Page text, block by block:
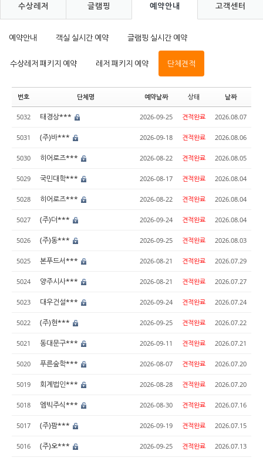
수상레저 글램핑 예약안내 고객센터
예약안내 객실 실시간 예약 글램핑 실시간 예약
수상레저 패키지 예약 레저 패키지 예약 단체견적
번호 단체명 예약날짜 상태 날짜
5032 태경상*** 2026-09-25 견적완료 2026.08.07
5031 (주)바*** 2026-09-18 견적완료 2026.08.06
5030 히어로즈*** 2026-08-22 견적완료 2026.08.05
5029 국민대학*** 2026-08-17 견적완료 2026.08.04
5028 히어로즈*** 2026-08-22 견적완료 2026.08.04
5027 (주)더*** 2026-09-24 견적완료 2026.08.04
5026 (주)동*** 2026-09-25 견적완료 2026.08.03
5025 본푸드서*** 2026-08-21 견적완료 2026.07.29
5024 양주시사*** 2026-08-21 견적완료 2026.07.27
5023 대우건설*** 2026-09-24 견적완료 2026.07.24
5022 (주)현*** 2026-09-25 견적완료 2026.07.22
5021 동대문구*** 2026-09-11 견적완료 2026.07.21
5020 푸른숲학*** 2026-08-07 견적완료 2026.07.20
5019 회계법인*** 2026-08-28 견적완료 2026.07.20
5018 엠빅주식*** 2026-08-30 견적완료 2026.07.16
5017 (주)팜*** 2026-09-19 견적완료 2026.07.15
5016 (주)오*** 2026-09-25 견적완료 2026.07.13